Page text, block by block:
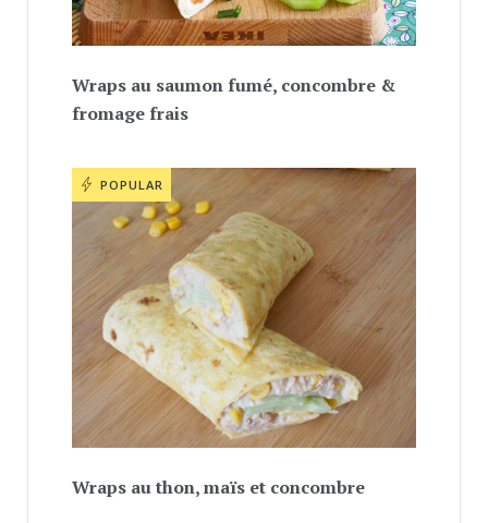
Wraps au saumon fumé, concombre &
fromage frais
POPULAR
Wraps au thon, maïs et concombre